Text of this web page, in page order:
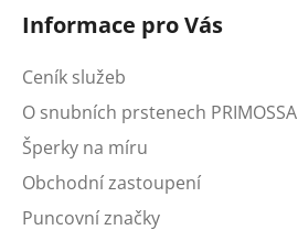
Informace pro Vás
Ceník služeb
O snubních prstenech PRIMOSSA
Šperky na míru
Obchodní zastoupení
Puncovní značky